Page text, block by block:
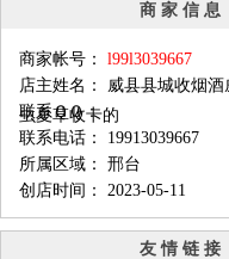
商 家 信 息
商家帐号： l99l3039667
店主姓名： 威县县城收烟
虫夏草收卡的
联系ＱＱ：
联系电话： 19913039667
所属区域： 邢台
创店时间： 2023-05-11
友 情 链 接